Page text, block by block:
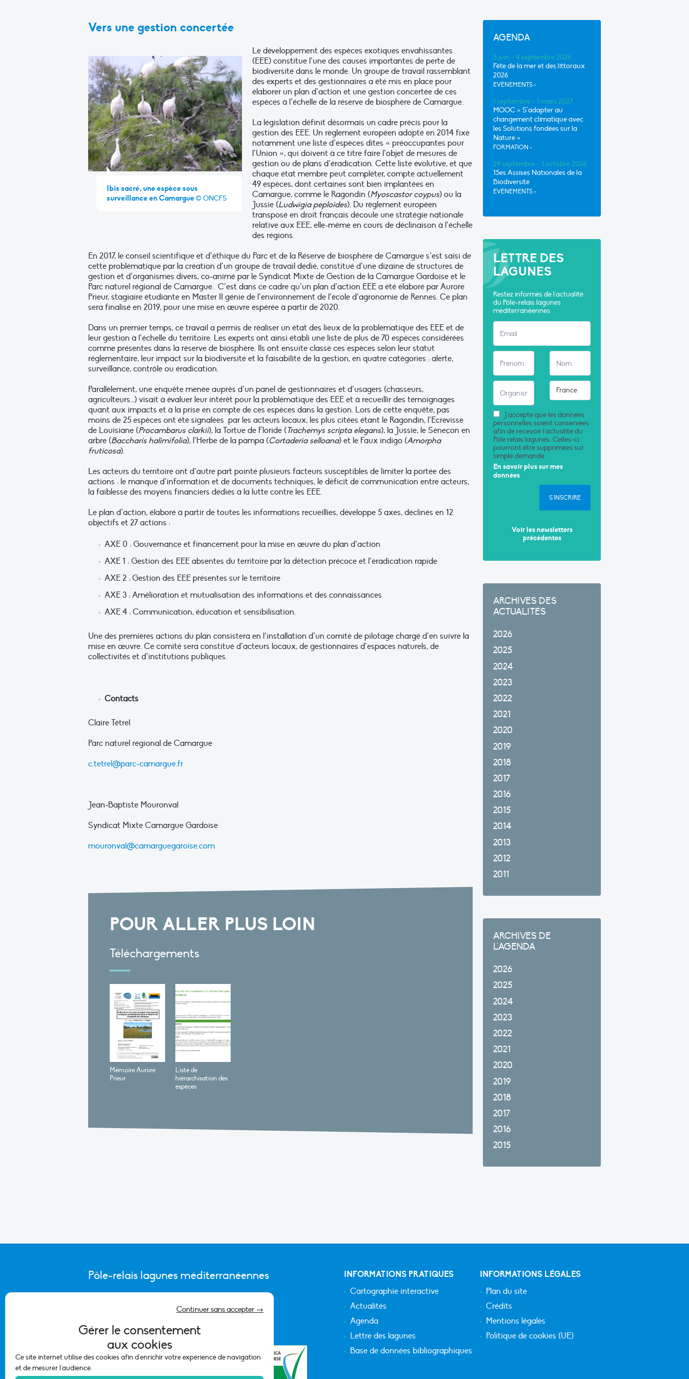
Gérer le consentement
aux cookies
Ce site internet utilise des cookies afin d'enrichir votre expérience de navigation
et de mesurer l'audience.
Continuer sans accepter →
Vers une gestion concertée
Ibis sacré, une espèce sous
surveillance en Camargue© ONCFS
Le développement des espèces exotiques envahissantes
(EEE) constitue l’une des causes importantes de perte de
biodiversité dans le monde. Un groupe de travail rassemblant
des experts et des gestionnaires a été mis en place pour
élaborer un plan d’action et une gestion concertée de ces
espèces à l’échelle de la réserve de biosphère de Camargue.
La législation définit désormais un cadre précis pour la
gestion des EEE. Un règlement européen adopté en 2014 fixe
notamment une liste d’espèces dites « préoccupantes pour
l’Union », qui doivent à ce titre faire l’objet de mesures de
gestion ou de plans d’éradication. Cette liste évolutive, et que
chaque état membre peut compléter, compte actuellement
49 espèces, dont certaines sont bien implantées en
Camargue, comme le Ragondin (Myoscastor coypus) ou la
Jussie (Ludwigia peploides). Du règlement européen
transposé en droit français découle une stratégie nationale
relative aux EEE, elle-même en cours de déclinaison à l’échelle
des régions.
En 2017, le conseil scientifique et d’éthique du Parc et de la Réserve de biosphère de Camargue s’est saisi de
cette problématique par la création d’un groupe de travail dédié, constitué d’une dizaine de structures de
gestion et d’organismes divers, co-animé par le Syndicat Mixte de Gestion de la Camargue Gardoise et le
Parc naturel régional de Camargue. C’est dans ce cadre qu’un plan d’action EEE a été élaboré par Aurore
Prieur, stagiaire étudiante en Master II génie de l’environnement de l’école d’agronomie de Rennes. Ce plan
sera finalisé en 2019, pour une mise en œuvre espérée à partir de 2020.
Dans un premier temps, ce travail a permis de réaliser un état des lieux de la problématique des EEE et de
leur gestion à l’échelle du territoire. Les experts ont ainsi établi une liste de plus de 70 espèces considérées
comme présentes dans la réserve de biosphère. Ils ont ensuite classé ces espèces selon leur statut
réglementaire, leur impact sur la biodiversité et la faisabilité de la gestion, en quatre catégories : alerte,
surveillance, contrôle ou éradication.
Parallèlement, une enquête menée auprès d’un panel de gestionnaires et d’usagers (chasseurs,
agriculteurs…) visait à évaluer leur intérêt pour la problématique des EEE et à recueillir des témoignages
quant aux impacts et à la prise en compte de ces espèces dans la gestion. Lors de cette enquête, pas
moins de 25 espèces ont été signalées par les acteurs locaux, les plus citées étant le Ragondin, l’Ecrevisse
de Louisiane (Procambarus clarkii), la Tortue de Floride (Trachemys scripta elegans), la Jussie, le Séneçon en
arbre (Baccharis halimifolia), l’Herbe de la pampa (Cortaderia selloana) et le Faux indigo (Amorpha
fruticosa).
Les acteurs du territoire ont d’autre part pointé plusieurs facteurs susceptibles de limiter la portée des
actions : le manque d’information et de documents techniques, le déficit de communication entre acteurs,
la faiblesse des moyens financiers dédiés à la lutte contre les EEE.
Le plan d’action, élaboré à partir de toutes les informations recueillies, développe 5 axes, déclinés en 12
objectifs et 27 actions :
AXE 0 : Gouvernance et financement pour la mise en œuvre du plan d’action
AXE 1 : Gestion des EEE absentes du territoire par la détection précoce et l’éradication rapide
AXE 2 : Gestion des EEE présentes sur le territoire
AXE 3 : Amélioration et mutualisation des informations et des connaissances
AXE 4 : Communication, éducation et sensibilisation.
Une des premières actions du plan consistera en l’installation d’un comité de pilotage chargé d’en suivre la
mise en œuvre. Ce comité sera constitué d’acteurs locaux, de gestionnaires d’espaces naturels, de
collectivités et d’institutions publiques.
Contacts
Claire Tétrel
Parc naturel régional de Camargue
c.tetrel@parc-camargue.fr
Jean-Baptiste Mouronval
Syndicat Mixte Camargue Gardoise
mouronval@camarguegaroise.com
POUR ALLER PLUS LOIN
Téléchargements
Mémoire Aurore
Prieur
Liste de
hiérarchisation des
espèces
AGENDA
5 juin - 4 septembre 2026
Fête de la mer et des littoraux
2026
EVÈNEMENTS •
1 septembre - 1 mars 2027
MOOC « S’adapter au
changement climatique avec
les Solutions fondées sur la
Nature »
FORMATION •
29 septembre - 1 octobre 2026
15es Assises Nationales de la
Biodiversité
EVÈNEMENTS •
LETTRE DES
LAGUNES
Restez informés de l'actualité
du Pôle-relais lagunes
méditerranéennes
J'accepte que les données
personnelles soient conservées
afin de recevoir l'actualité du
Pôle relais lagunes. Celles-ci
pourront être supprimées sur
simple demande.
En savoir plus sur mes
données
S'INSCRIRE
Voir les newsletters
précédentes
ARCHIVES DES
ACTUALITÉS
2026
2025
2024
2023
2022
2021
2020
2019
2018
2017
2016
2015
2014
2013
2012
2011
ARCHIVES DE
L'AGENDA
2026
2025
2024
2023
2022
2021
2020
2019
2018
2017
2016
2015
Pôle-relais lagunes méditerranéennes
CONTACTER L’ÉQUIPE DU PÔLE
INFORMATIONS PRATIQUES
Cartographie interactive
Actualités
Agenda
Lettre des lagunes
Base de données bibliographiques
INFORMATIONS LÉGALES
Plan du site
Crédits
Mentions légales
Politique de cookies (UE)